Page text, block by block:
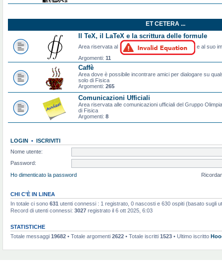
ET CETERA ...
Il TeX, il LaTeX e la scrittura delle formule
Area riservata al
e al suo
Argomenti: 11
Caffè
Area dove è possibile incontrare amici per dialogare su
solo di Fisica
Argomenti: 265
Comunicazioni Ufficiali
Area riservata alle comunicazioni ufficiali del Gruppo
di Fisica
Argomenti: 8
LOGIN • ISCRIVITI
Nome utente:
Password:
Ho dimenticato la password
CHI C’È IN LINEA
In totale ci sono 631 utenti connessi : 1 registrato, 0 nascosti e 630 ospiti (basato sugli
Record di utenti connessi: 3027 registrato il 6 ott 2025, 6:03
STATISTICHE
Totale messaggi 19682 • Totale argomenti 2622 • Totale iscritti 1523 • Ultimo iscritto